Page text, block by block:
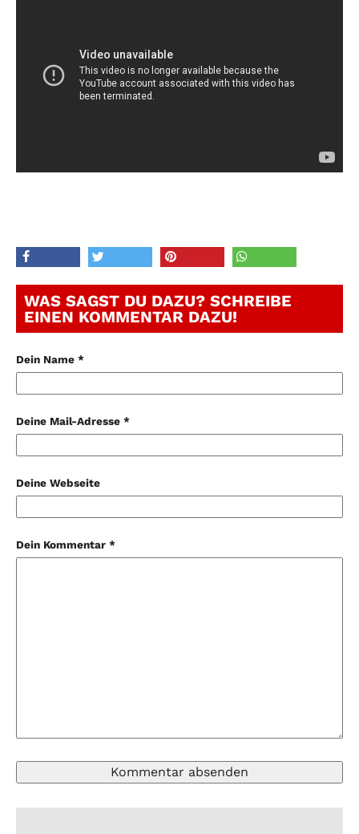
WAS SAGST DU DAZU? SCHREIBE
EINEN KOMMENTAR DAZU!
Dein Name *
Deine Mail-Adresse *
Deine Webseite
Dein Kommentar *